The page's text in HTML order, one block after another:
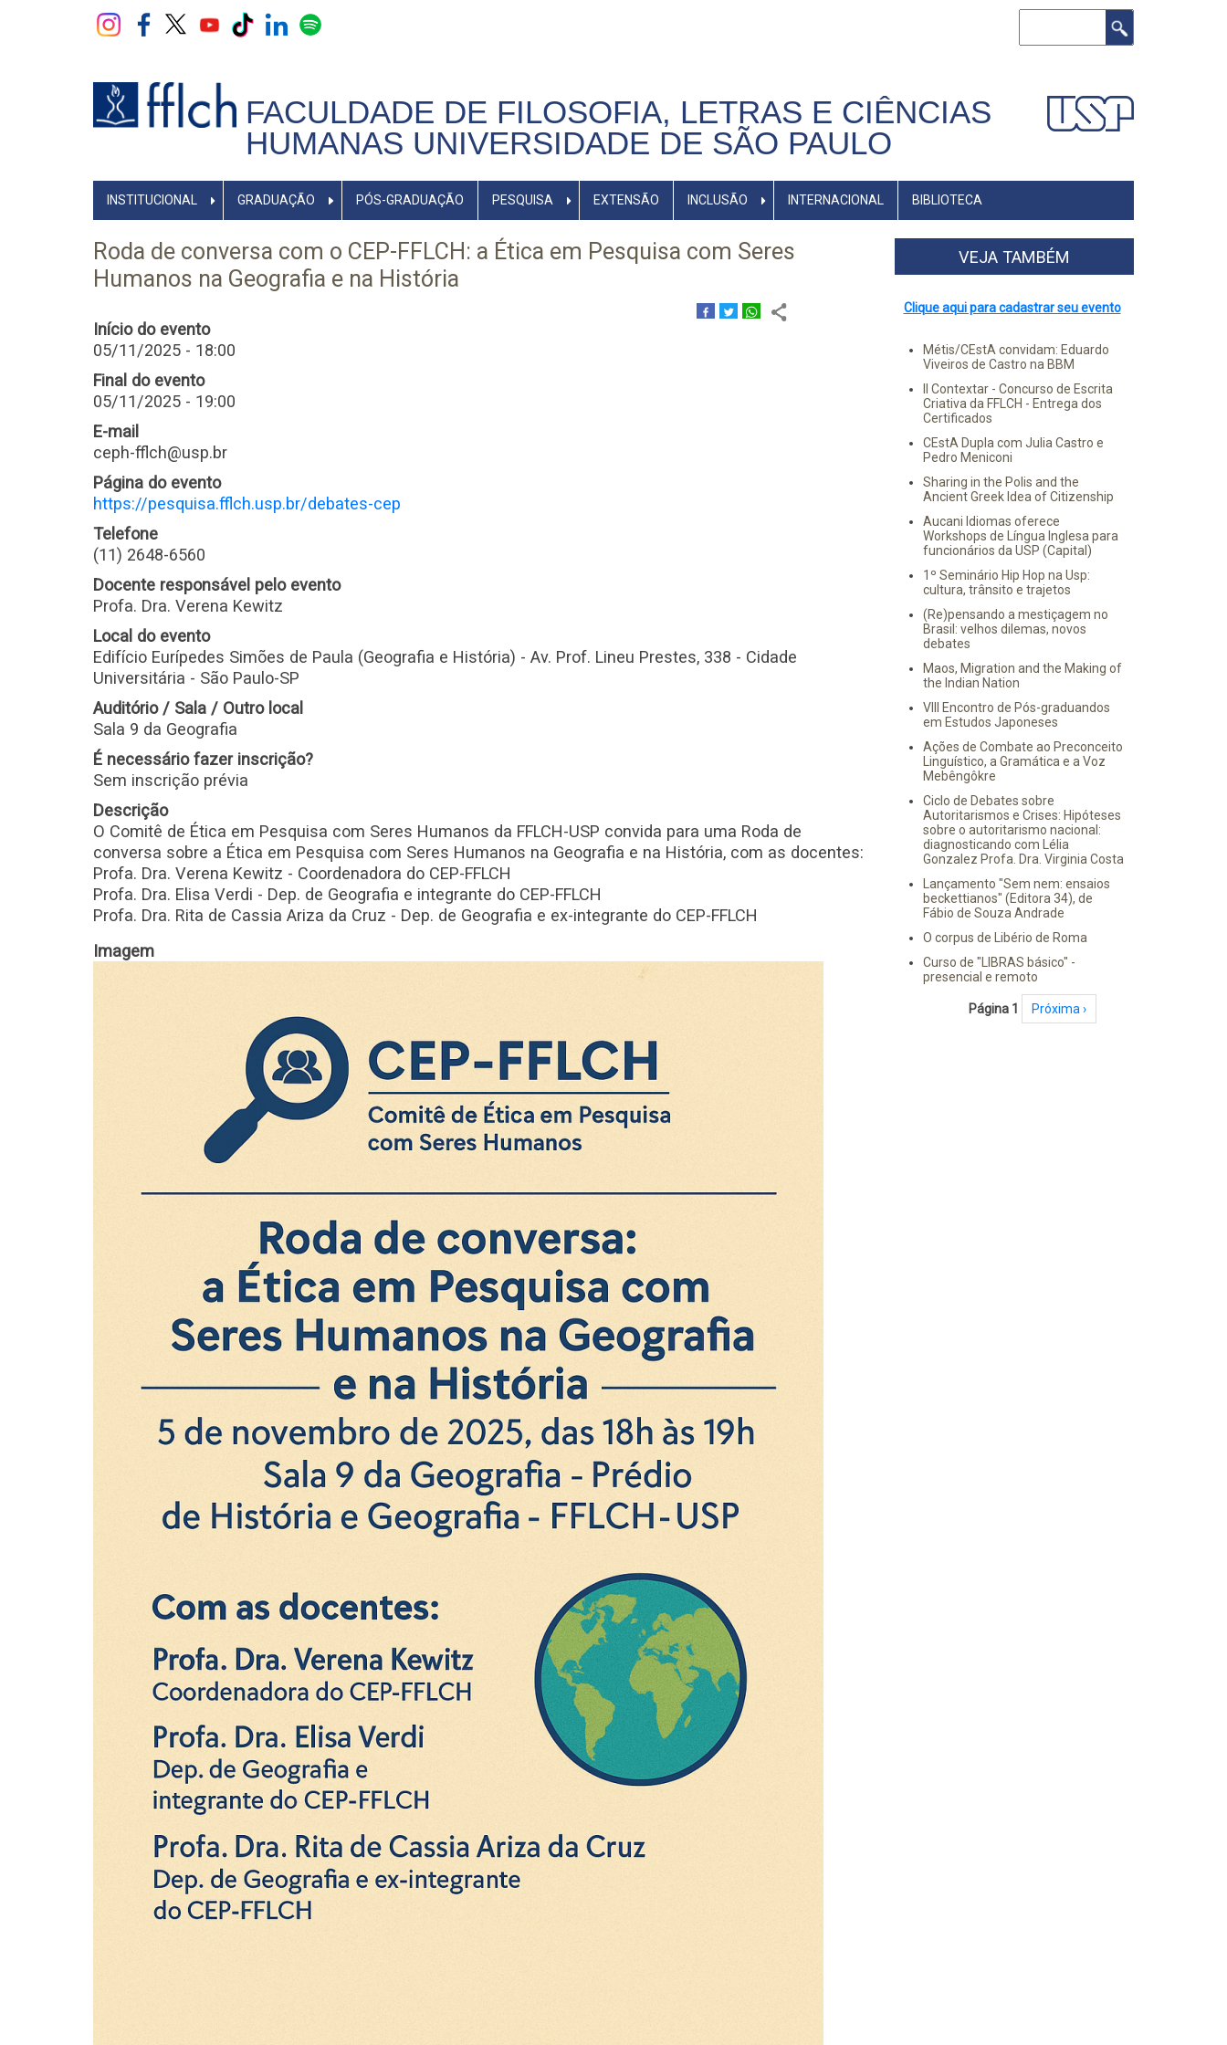
FACULDADE DE FILOSOFIA, LETRAS E CIÊNCIAS
HUMANAS UNIVERSIDADE DE SÃO PAULO
NAVEGADOR
PRINCIPAL
INSTITUCIONAL GRADUAÇÃO PÓS-GRADUAÇÃO PESQUISA EXTENSÃO INCLUSÃO INTERNACIONAL BIBLIOTECA
Roda de conversa com o CEP-FFLCH: a Ética em Pesquisa com Seres
Humanos na Geografia e na História
Início do evento
05/11/2025 - 18:00
Final do evento
05/11/2025 - 19:00
E-mail
ceph-fflch@usp.br
Página do evento
https://pesquisa.fflch.usp.br/debates-cep
Telefone
(11) 2648-6560
Docente responsável pelo evento
Profa. Dra. Verena Kewitz
Local do evento
Edifício Eurípedes Simões de Paula (Geografia e História) - Av. Prof. Lineu Prestes, 338 - Cidade
Universitária - São Paulo-SP
Auditório / Sala / Outro local
Sala 9 da Geografia
É necessário fazer inscrição?
Sem inscrição prévia
Descrição
O Comitê de Ética em Pesquisa com Seres Humanos da FFLCH-USP convida para uma Roda de
conversa sobre a Ética em Pesquisa com Seres Humanos na Geografia e na História, com as docentes:
Profa. Dra. Verena Kewitz - Coordenadora do CEP-FFLCH
Profa. Dra. Elisa Verdi - Dep. de Geografia e integrante do CEP-FFLCH
Profa. Dra. Rita de Cassia Ariza da Cruz - Dep. de Geografia e ex-integrante do CEP-FFLCH
Imagem
VEJA TAMBÉM
Clique aqui para cadastrar seu evento
Métis/CEstA convidam: Eduardo
Viveiros de Castro na BBM
II Contextar - Concurso de Escrita
Criativa da FFLCH - Entrega dos
Certificados
CEstA Dupla com Julia Castro e
Pedro Meniconi
Sharing in the Polis and the
Ancient Greek Idea of Citizenship
Aucani Idiomas oferece
Workshops de Língua Inglesa para
funcionários da USP (Capital)
1º Seminário Hip Hop na Usp:
cultura, trânsito e trajetos
(Re)pensando a mestiçagem no
Brasil: velhos dilemas, novos
debates
Maos, Migration and the Making of
the Indian Nation
VIII Encontro de Pós-graduandos
em Estudos Japoneses
Ações de Combate ao Preconceito
Linguístico, a Gramática e a Voz
Mebêngôkre
Ciclo de Debates sobre
Autoritarismos e Crises: Hipóteses
sobre o autoritarismo nacional:
diagnosticando com Lélia
Gonzalez Profa. Dra. Virginia Costa
Lançamento "Sem nem: ensaios
beckettianos" (Editora 34), de
Fábio de Souza Andrade
O corpus de Libério de Roma
Curso de "LIBRAS básico" -
presencial e remoto
PaginaçãoPágina 1 Próxima página
Próxima ›